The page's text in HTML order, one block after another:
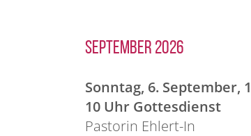
September 2026
Sonntag, 6. September,
10 Uhr Gottesdienst
Pastorin Ehlert-In